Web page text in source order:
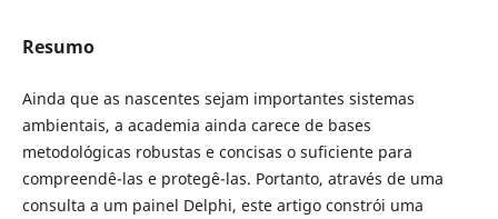
Resumo
Ainda que as nascentes sejam importantes sistemas
ambientais, a academia ainda carece de bases
metodológicas robustas e concisas o suficiente para
compreendê-las e protegê-las. Portanto, através de uma
consulta a um painel Delphi, este artigo constrói uma